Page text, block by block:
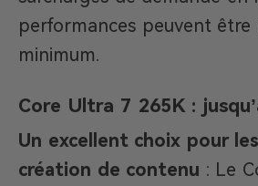
performances peuvent être
minimum.
Core Ultra 7 265K :
Un excellent choix pour
création de contenu : Le